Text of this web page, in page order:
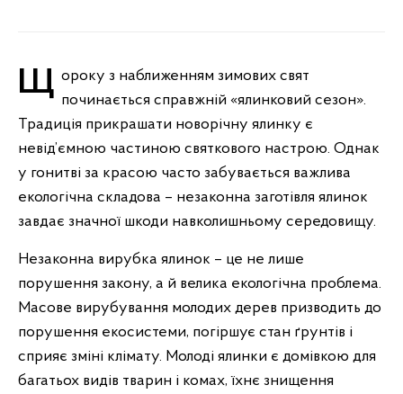
Щороку з наближенням зимових свят починається справжній «ялинковий сезон».
Традиція прикрашати новорічну ялинку є
невід’ємною частиною святкового настрою. Однак
у гонитві за красою часто забувається важлива
екологічна складова – незаконна заготівля ялинок
завдає значної шкоди навколишньому середовищу.
Незаконна вирубка ялинок – це не лише
порушення закону, а й велика екологічна проблема.
Масове вирубування молодих дерев призводить до
порушення екосистеми, погіршує стан ґрунтів і
сприяє зміні клімату. Молоді ялинки є домівкою для
багатьох видів тварин і комах, їхнє знищення